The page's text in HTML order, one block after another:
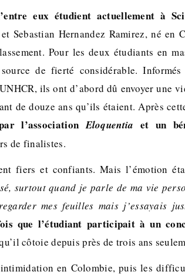
eux étudient actuellement à
Sebastian Hernandez Ramirez, né en
Pour les deux étudiants en
de fierté considérable.
ils ont d’abord dû envoyer une
de douze ans qu’ils étaient. Après
l’associationEloquentia et un
de finalistes.
fiers et confiants. Mais l’émotion
surtout quand je parle de ma vie
mes feuilles mais j’essayais
que l’étudiant participait à un
côtoie depuis près de trois ans
en Colombie, puis les